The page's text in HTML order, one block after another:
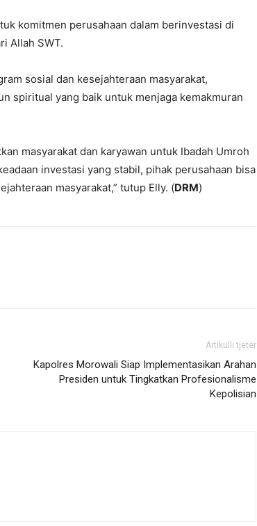
komitmen perusahaan dalam berinvestasi di
Allah SWT.
sosial dan kesejahteraan masyarakat,
spiritual yang baik untuk menjaga kemakmuran
masyarakat dan karyawan untuk Ibadah Umroh
investasi yang stabil, pihak perusahaan bisa
masyarakat,” tutup Elly. (DRM)
Artikulli tjetër
Kapolres Morowali Siap Implementasikan Arahan
Presiden untuk Tingkatkan Profesionalisme
Kepolisian